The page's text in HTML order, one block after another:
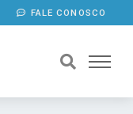
FALE CONOSCO